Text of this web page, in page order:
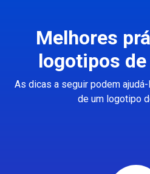
Melhores
logotipos
As dicas a seguir podem
de um logotipo